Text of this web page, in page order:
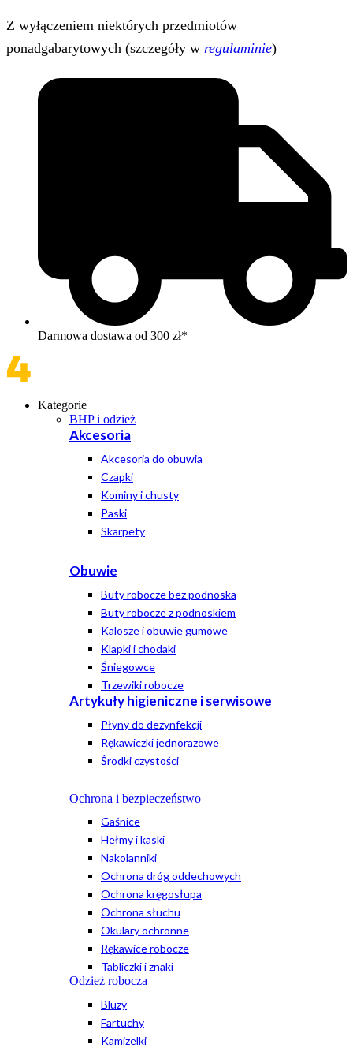
Z wyłączeniem niektórych przedmiotów
ponadgabarytowych (szczegóły w regulaminie)
Darmowa dostawa od 300 zł*
Kategorie
BHP i odzież
Akcesoria
Akcesoria do obuwia
Czapki
Kominy i chusty
Paski
Skarpety
Obuwie
Buty robocze bez podnoska
Buty robocze z podnoskiem
Kalosze i obuwie gumowe
Klapki i chodaki
Śniegowce
Trzewiki robocze
Artykuły higieniczne i serwisowe
Płyny do dezynfekcji
Rękawiczki jednorazowe
Środki czystości
Ochrona i bezpieczeństwo
Gaśnice
Hełmy i kaski
Nakolanniki
Ochrona dróg oddechowych
Ochrona kręgosłupa
Ochrona słuchu
Okulary ochronne
Rękawice robocze
Tabliczki i znaki
Odzież robocza
Bluzy
Fartuchy
Kamizelki